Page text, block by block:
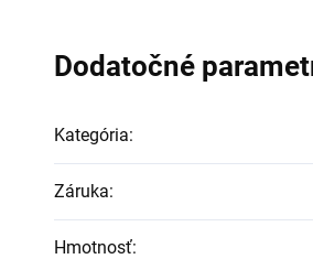
Dodatočné
Kategória:
Záruka:
Hmotnosť: